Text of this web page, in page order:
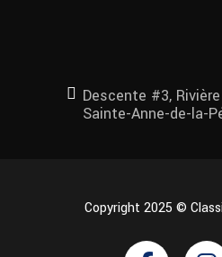
Descente #3,
Sainte-Anne-de-la-
Copyright 2025 ©